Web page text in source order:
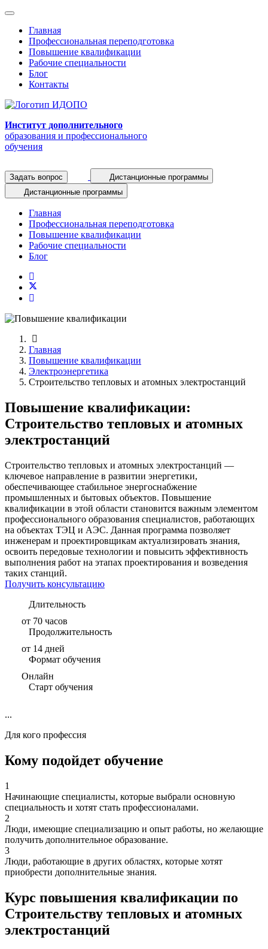
Главная
Профессиональная переподготовка
Повышение квалификации
Рабочие специальности
Блог
Контакты
Институт дополнительного
образования и профессионального
обучения
Задать вопрос
Дистанционные программы
Дистанционные программы
Главная
Профессиональная переподготовка
Повышение квалификации
Рабочие специальности
Блог
Главная
Повышение квалификации
Электроэнергетика
Строительство тепловых и атомных электростанций
Повышение квалификации:
Строительство тепловых и атомных
электростанций
Строительство тепловых и атомных электростанций —
ключевое направление в развитии энергетики,
обеспечивающее стабильное энергоснабжение
промышленных и бытовых объектов. Повышение
квалификации в этой области становится важным элементом
профессионального образования специалистов, работающих
на объектах ТЭЦ и АЭС. Данная программа позволяет
инженерам и проектировщикам актуализировать знания,
освоить передовые технологии и повысить эффективность
выполнения работ на этапах проектирования и возведения
таких станций.
Получить консультацию
Длительность
от 70 часов
Продолжительность
от 14 дней
Формат обучения
Онлайн
Старт обучения
...
Для кого профессия
Кому подойдет обучение
1
Начинающие специалисты, которые выбрали основную
специальность и хотят стать профессионалами.
2
Люди, имеющие специализацию и опыт работы, но желающие
получить дополнительное образование.
3
Люди, работающие в других областях, которые хотят
приобрести дополнительные знания.
Курс повышения квалификации по
Строительству тепловых и атомных
электростанций